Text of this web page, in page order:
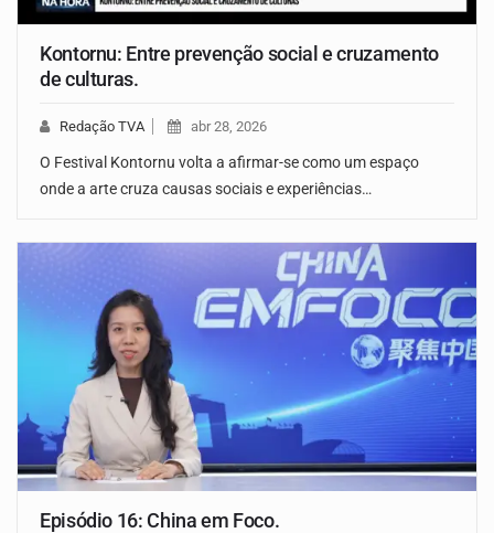
Kontornu: Entre prevenção social e cruzamento
de culturas.
Redação TVA abr 28, 2026
O Festival Kontornu volta a afirmar-se como um espaço
onde a arte cruza causas sociais e experiências…
Episódio 16: China em Foco.